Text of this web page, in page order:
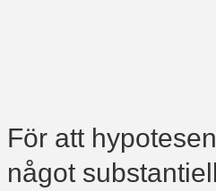
För att
något